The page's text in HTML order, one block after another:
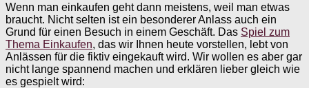
Wenn man einkaufen geht dann meistens, weil man etwas
braucht. Nicht selten ist ein besonderer Anlass auch ein
Grund für einen Besuch in einem Geschäft. Das Spiel zum
Thema Einkaufen, das wir Ihnen heute vorstellen, lebt von
Anlässen für die fiktiv eingekauft wird. Wir wollen es aber gar
nicht lange spannend machen und erklären lieber gleich wie
es gespielt wird: